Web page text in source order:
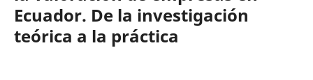
Ecuador. De la investigación
teórica a la práctica